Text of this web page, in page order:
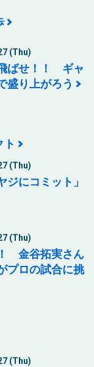
(Thu)
ばせ！！ ギャ
盛り上がろう
ト
(Thu)
ジにコミット」
(Thu)
金谷拓実さん
プロの試合に挑
(Thu)